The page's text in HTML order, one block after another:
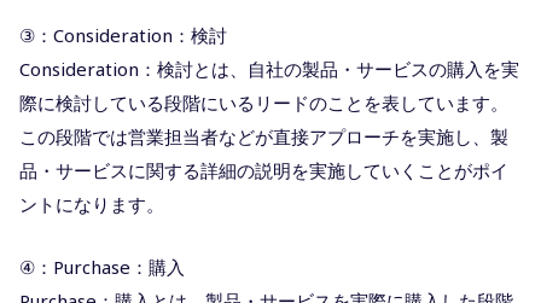
③：Consideration：検討
Consideration：検討とは、自社の製品・サービスの購入を実
際に検討している段階にいるリードのことを表しています。
この段階では営業担当者などが直接アプローチを実施し、製
品・サービスに関する詳細の説明を実施していくことがポイ
ントになります。
④：Purchase：購入